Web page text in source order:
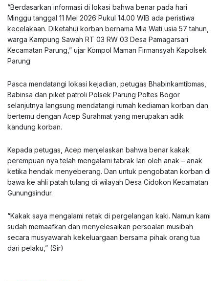
“Berdasarkan informasi di lokasi bahwa benar pada hari
Minggu tanggal 11 Mei 2026 Pukul 14.00 WIB ada peristiwa
kecelakaan. Diketahui korban bernama Mia Wati usia 57 tahun,
warga Kampung Sawah RT 03 RW 03 Desa Pamagarsari
Kecamatan Parung,” ujar Kompol Maman Firmansyah Kapolsek
Parung
Pasca mendatangi lokasi kejadian, petugas Bhabinkamtibmas,
Babinsa dan piket patroli Polsek Parung Poltes Bogor
selanjutnya langsung mendatangi rumah kediaman korban dan
bertemu dengan Acep Surahmat yang merupakan adik
kandung korban.
Kepada petugas, Acep menjelaskan bahwa benar kakak
perempuan nya telah mengalami tabrak lari oleh anak – anak
ketika hendak menyeberang. Dan untuk pengobatan korban di
bawa ke ahli patah tulang di wilayah Desa Cidokon Kecamatan
Gunungsindur.
“Kakak saya mengalami retak di pergelangan kaki. Namun kami
sudah memaafkan dan menyelesaikan persoalan musibah
secara musyawarah kekeluargaan bersama pihak orang tua
dari pelaku,” (Sir)